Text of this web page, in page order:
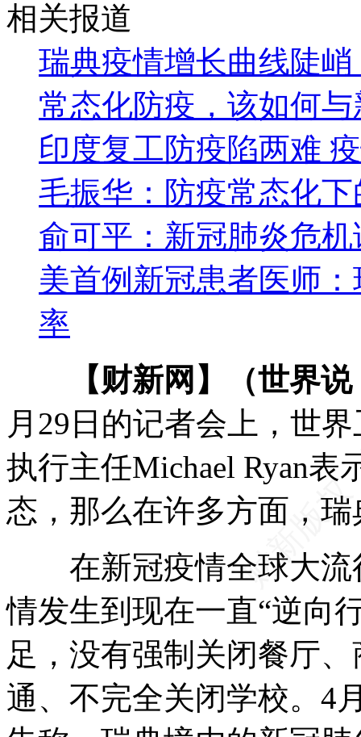
相关报道
瑞典疫情增长曲线陡
常态化防疫，该如何
印度复工防疫陷两难
毛振华：防疫常态化
俞可平：新冠肺炎危
美首例新冠患者医师
率
【财新网】（世界
月29日的记者会上，世
执行主任Michael Ryan表
态，那么在许多方面，
在新冠疫情全球大流
情发生到现在一直“逆
足，没有强制关闭餐厅
通、不完全关闭学校。4